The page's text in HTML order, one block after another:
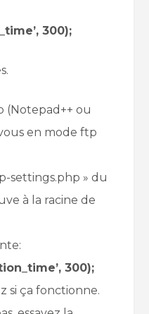
300);
(Notepad++ ou
en mode ftp
settings.php » du
à la racine de
300);
si ça fonctionne.